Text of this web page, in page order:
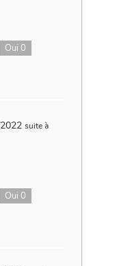
Oui 0
suite à
Oui 0